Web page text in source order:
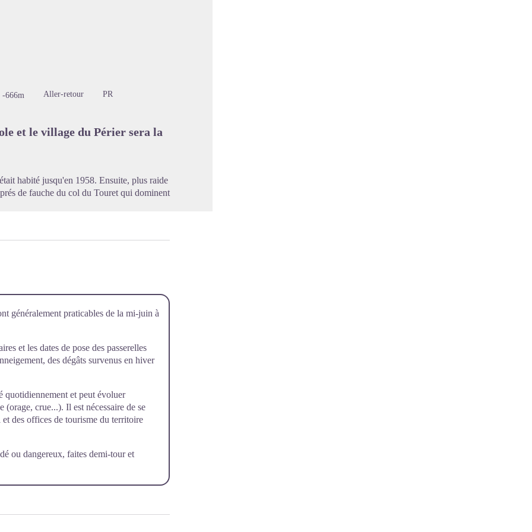
-666m Aller-retour PR
et le village du Périer sera la
habité jusqu'en 1958. Ensuite, plus raide
de fauche du col du Touret qui dominent
généralement praticables de la mi-juin à
et les dates de pose des passerelles
des dégâts survenus en hiver
quotidiennement et peut évoluer
(orage, crue...). Il est nécessaire de se
des offices de tourisme du territoire
ou dangereux, faites demi-tour et